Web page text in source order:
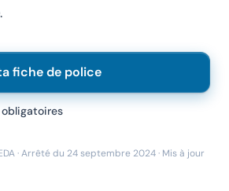
fiche de police
· Arrêté du 24 septembre 2024 · Mis à jour
Chanlify. Comment puis-
assistant. How can I help?